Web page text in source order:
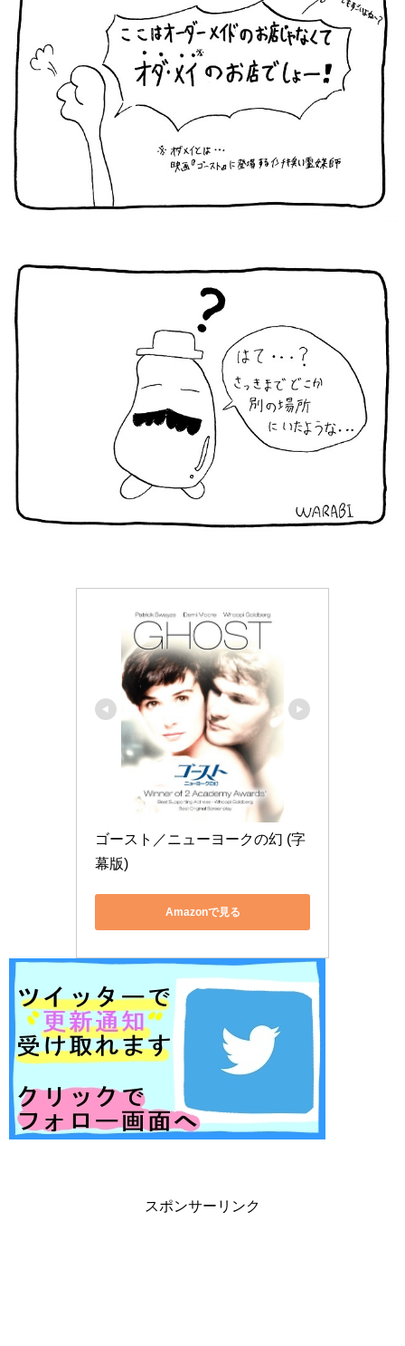
ゴースト／ニューヨークの幻 (字
幕版)
Amazonで見る
スポンサーリンク